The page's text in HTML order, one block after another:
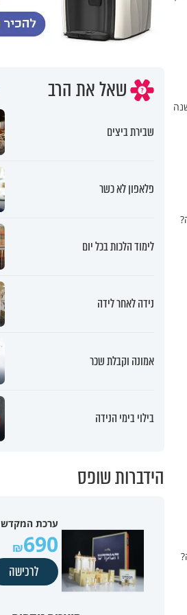
שאל את הרב
שבירת ביצים
פלאפון לא כשר
לימוד הלכות בכל יום
נידה לאחר לידה
אמונה וקבלת שכר
בילוי בימי הנידה
הידברות שופס
ערכת המקדש
690
לרכישה